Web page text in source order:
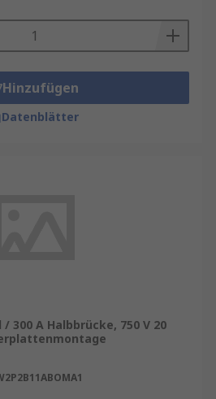
Hinzufügen
Datenblätter
300 A Halbbrücke, 750 V 20